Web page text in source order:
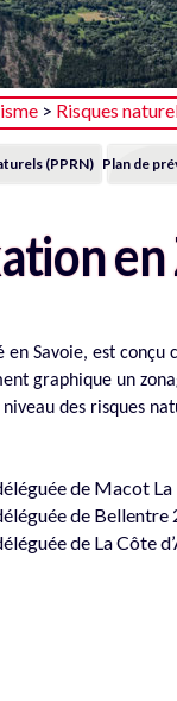
> Risques
(PPRN) Plan de
en
Savoie, est
graphique un
des risques
de Macot
de
de La Côte